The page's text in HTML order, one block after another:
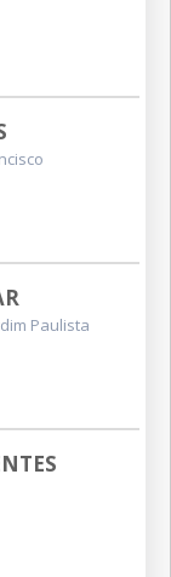
Paulista